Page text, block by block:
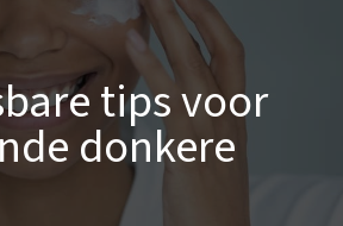
tips voor
donkere